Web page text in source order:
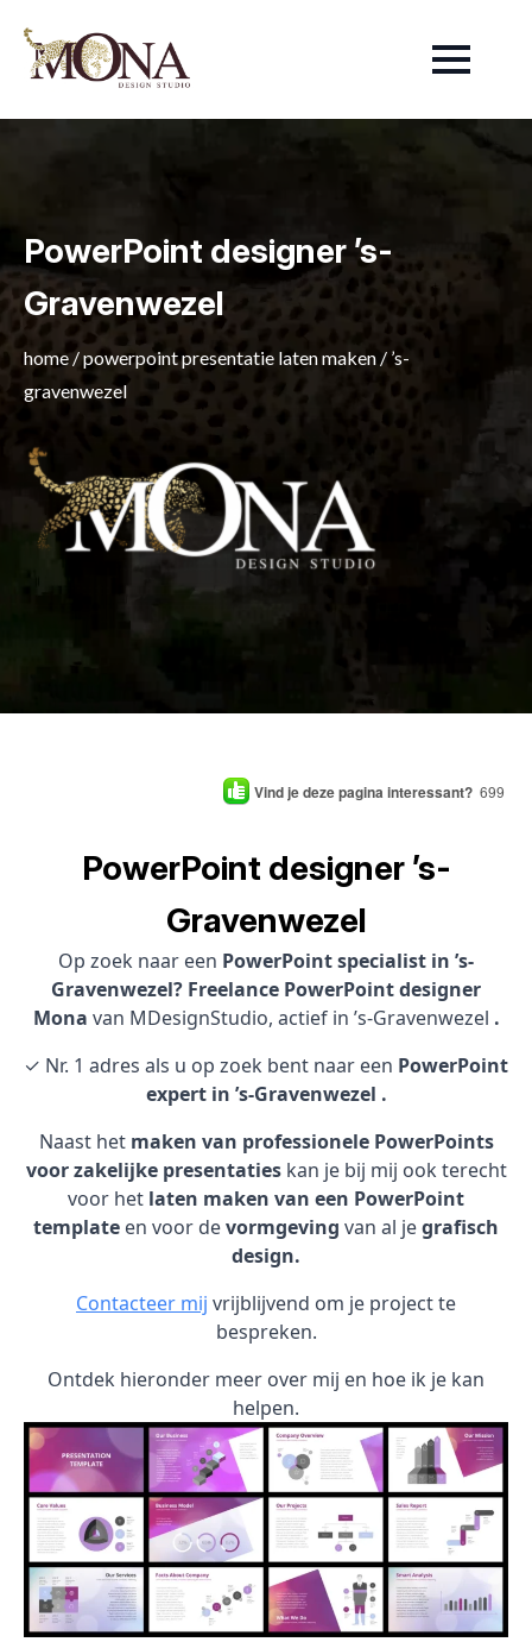
PowerPoint designer ’s-
Gravenwezel
home/powerpoint presentatie laten maken / ’s-
gravenwezel
Vind je deze pagina interessant? 699
PowerPoint designer ’s-
Gravenwezel
Op zoek naar een PowerPoint specialist in ’s-
Gravenwezel? Freelance PowerPoint designer
Mona van MDesignStudio, actief in ’s-Gravenwezel .
✓ Nr. 1 adres als u op zoek bent naar een PowerPoint
expert in ’s-Gravenwezel .
Naast het maken van professionele PowerPoints
voor zakelijke presentatieskan je bij mij ook terecht
voor het laten maken van een PowerPoint
template en voor devormgeving van al jegrafisch
design.
Contacteer mij vrijblijvend om je project te
bespreken.
Ontdek hieronder meer over mij en hoe ik je kan
helpen.